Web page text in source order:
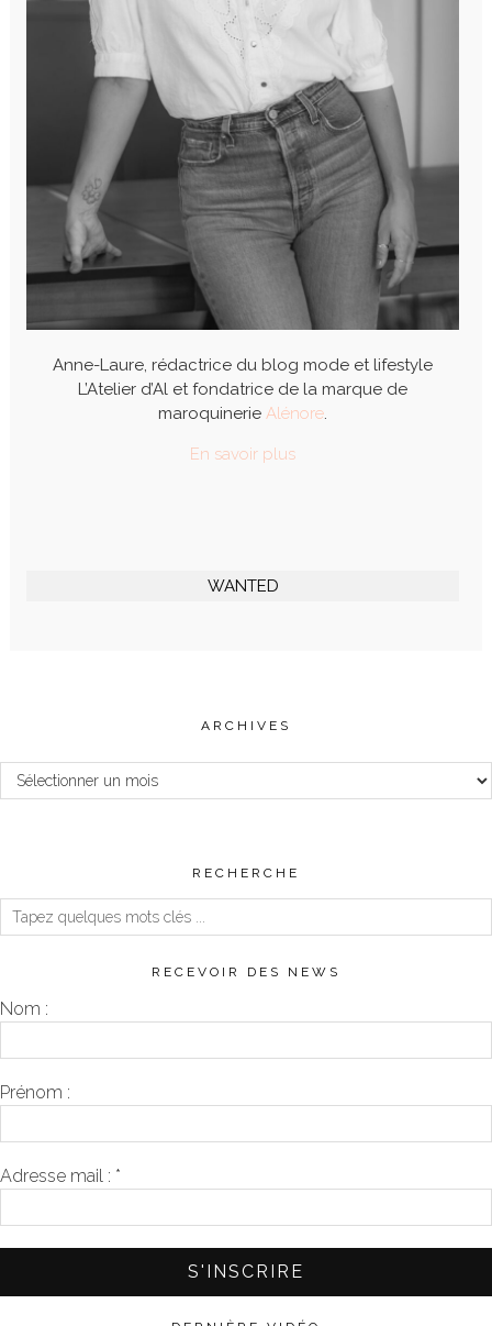
Anne-Laure, rédactrice du blog mode et lifestyle
L’Atelier d’Al et fondatrice de la marque de
maroquinerie Alénore.
En savoir plus
WANTED
ARCHIVES
Archives
RECHERCHE
RECEVOIR DES NEWS
Nom :
Prénom :
Adresse mail : *